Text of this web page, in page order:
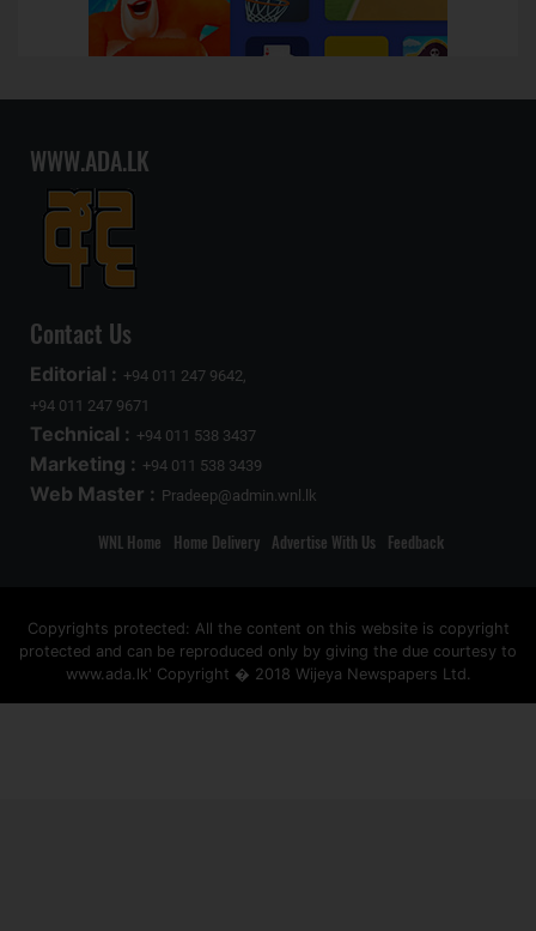
WWW.ADA.LK
Contact Us
Editorial : +94 011 247 9642,
+94 011 247 9671
Technical : +94 011 538 3437
Marketing : +94 011 538 3439
Web Master : Pradeep@admin.wnl.lk
WNL Home Home Delivery Advertise With Us Feedback
Copyrights protected: All the content on this website is copyright
protected and can be reproduced only by giving the due courtesy to
www.ada.lk' Copyright � 2018 Wijeya Newspapers Ltd.